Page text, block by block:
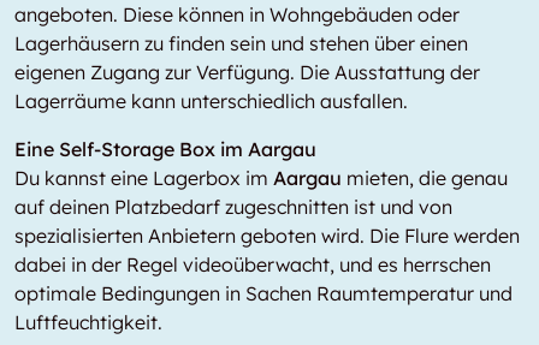
angeboten. Diese können in Wohngebäuden oder
Lagerhäusern zu finden sein und stehen über einen
eigenen Zugang zur Verfügung. Die Ausstattung der
Lagerräume kann unterschiedlich ausfallen.
Eine Self-Storage Box im Aargau
Du kannst eine Lagerbox im Aargau mieten, die genau
auf deinen Platzbedarf zugeschnitten ist und von
spezialisierten Anbietern geboten wird. Die Flure werden
dabei in der Regel videoüberwacht, und es herrschen
optimale Bedingungen in Sachen Raumtemperatur und
Luftfeuchtigkeit.